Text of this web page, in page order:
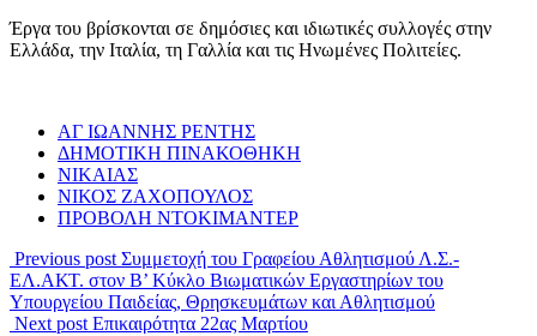
Έργα του βρίσκονται σε δημόσιες και ιδιωτικές συλλογές στην
Ελλάδα, την Ιταλία, τη Γαλλία και τις Ηνωμένες Πολιτείες.
ΑΓ ΙΩΑΝΝΗΣ ΡΕΝΤΗΣ
ΔΗΜΟΤΙΚΗ ΠΙΝΑΚΟΘΗΚΗ
ΝΙΚΑΙΑΣ
ΝΙΚΟΣ ΖΑΧΟΠΟΥΛΟΣ
ΠΡΟΒΟΛΗ ΝΤΟΚΙΜΑΝΤΕΡ
Previous post Συμμετοχή του Γραφείου Αθλητισμού Λ.Σ.-
ΕΛ.ΑΚΤ. στον Β’ Κύκλο Βιωματικών Εργαστηρίων του
Υπουργείου Παιδείας, Θρησκευμάτων και Αθλητισμού
Next post Επικαιρότητα 22ας Μαρτίου